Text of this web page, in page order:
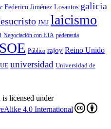
Federico Jiménez Losantos galicia
JMJ laicismo
Negociación con ETA pederastia
Público rajoy Reino Unido
UE universidad Universidad de
is licensed under
4.0 International